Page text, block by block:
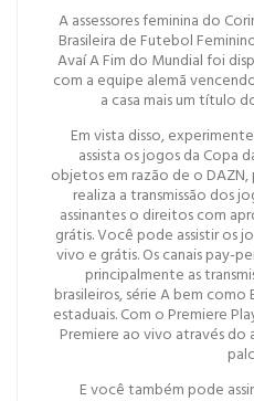
A assessores feminina do
Brasileira de Futebol
Avaí A Fim do Mundial foi
com a equipe alemã
a casa mais um título
Em vista disso,
assista os jogos da Copa
objetos em razão de o
realiza a transmissão dos
assinantes o direitos com
grátis. Você pode assistir os
vivo e grátis. Os canais pay-
principalmente as
brasileiros, série A bem
estaduais. Com o Premiere
Premiere ao vivo através
E você também pode